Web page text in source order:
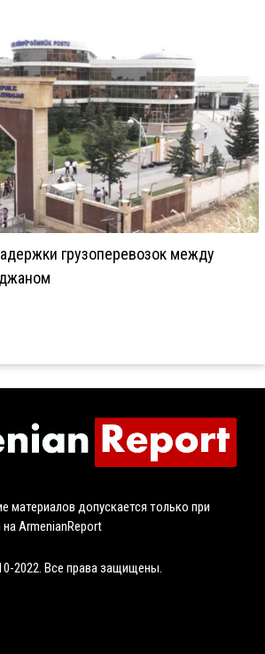
грузоперевозок между
материалов допускается только при
ArmenianReport
2022. Все права защищены.